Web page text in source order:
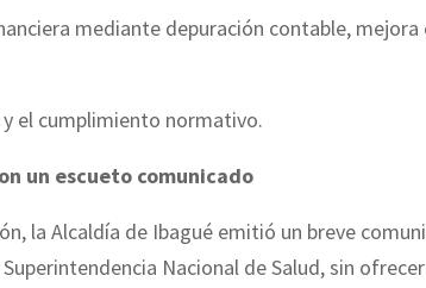
mediante depuración contable,
y el cumplimiento normativo.
un escueto comunicado
la Alcaldía de Ibagué emitió un breve
Nacional de Salud, sin